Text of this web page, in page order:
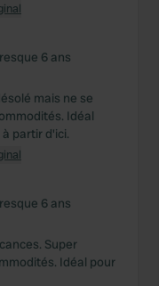
6 ans
mais ne se
Idéal
partir d'ici.
6 ans
Super
Idéal pour